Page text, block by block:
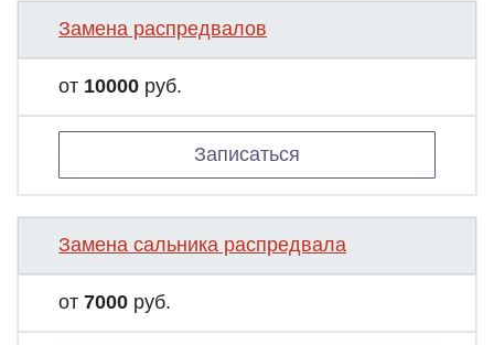
Замена распредвалов
от 10000 руб.
Записаться
Замена сальника распредвала
от 7000 руб.